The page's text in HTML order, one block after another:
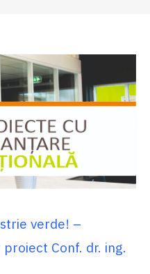
verde! –
Conf. dr. ing.